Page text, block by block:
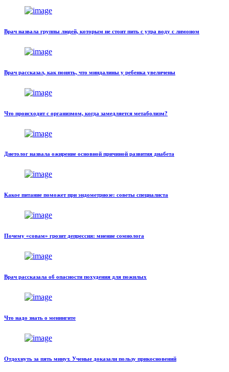
Врач назвала группы людей, которым не стоит пить с утра воду с лимоном
Врач рассказал, как понять, что миндалины у ребенка увеличены
Что происходит с организмом, когда замедляется метаболизм?
Диетолог назвала ожирение основной причиной развития диабета
Какое питание поможет при эндометриозе: советы специалиста
Почему «совам» грозит депрессия: мнение сомнолога
Врач рассказала об опасности похудения для пожилых
Что надо знать о менингите
Отдохнуть за пять минут. Ученые доказали пользу прикосновений